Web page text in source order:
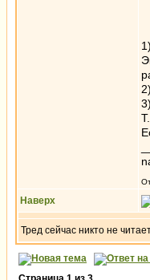
Наверх
Тред сейчас никто не